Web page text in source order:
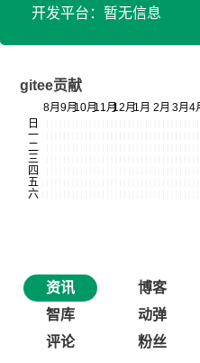
开发平台：暂无信息
gitee贡献
资讯 博客
智库
动弹
评论
粉丝